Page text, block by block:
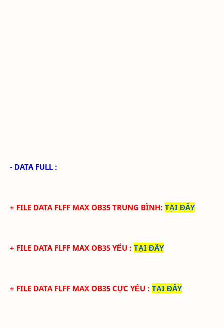
- DATA FULL :
+ FILE DATAFLFF MAX OB35 TRUNG BÌNH: TẠI ĐÂY
+ FILE DATAFLFF MAX OB35 YẾU : TẠI ĐÂY
+ FILE DATAFLFF MAX OB35 CỰC YẾU : TẠI ĐÂY